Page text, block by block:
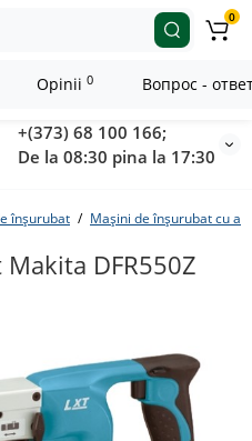
+(373) 68 100 166;
De la 08:30 pina la 17:30
0
înșurubat Mașini de înșurubat cu
DFR550Z
Opinii 0 Вопрос -